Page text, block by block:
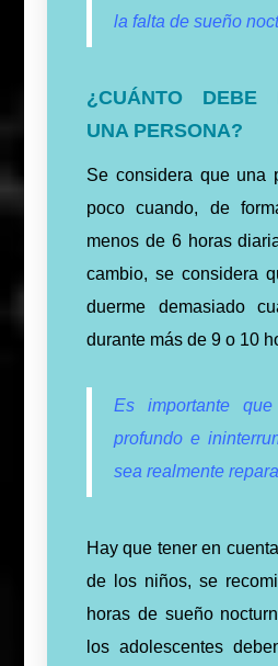
la falta de sueño
¿CUÁNTO DEBE
UNA PERSONA?
Se considera que una
poco cuando, de
menos de 6 horas
cambio, se considera
duerme demasiado
durante más de 9 o 10
Es importante
profundo e
sea realmente
Hay que tener en
de los niños, se
horas de sueño
los adolescentes